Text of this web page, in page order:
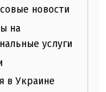
новости
на
услуги
в Украине